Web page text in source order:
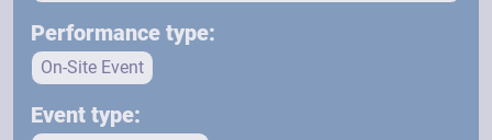
Performance type:
On-Site Event
Event type: